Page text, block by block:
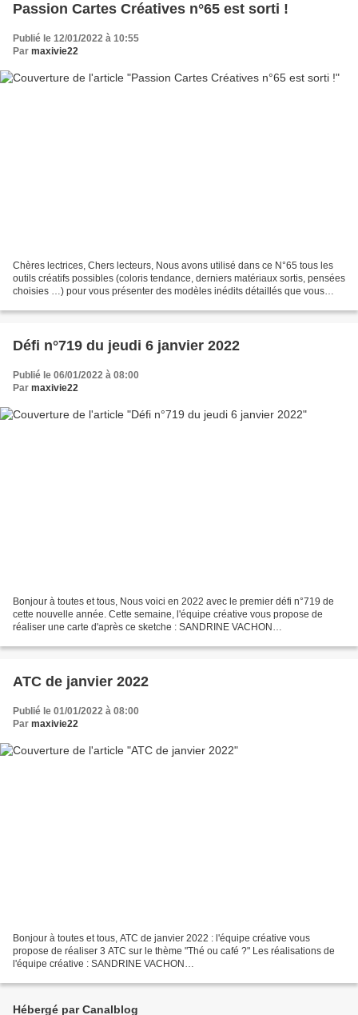
Passion Cartes Créatives n°65 est sorti !
Publié le 12/01/2022 à 10:55
Par maxivie22
Chères lectrices, Chers lecteurs, Nous avons utilisé dans ce N°65 tous les
outils créatifs possibles (coloris tendance, derniers matériaux sortis, pensées
choisies …) pour vous présenter des modèles inédits détaillés que vous
Défi n°719 du jeudi 6 janvier 2022
Publié le 06/01/2022 à 08:00
Par maxivie22
Bonjour à toutes et tous, Nous voici en 2022 avec le premier défi n°719 de
cette nouvelle année. Cette semaine, l'équipe créative vous propose de
réaliser une carte d'après ce sketche : SANDRINE VACHON
ATC de janvier 2022
Publié le 01/01/2022 à 08:00
Par maxivie22
Bonjour à toutes et tous, ATC de janvier 2022 : l'équipe créative vous
propose de réaliser 3 ATC sur le thème "Thé ou café ?" Les réalisations de
l'équipe créative : SANDRINE VACHON
http://passionscrap52.over-blog.com/...
Hébergé par Canalblog